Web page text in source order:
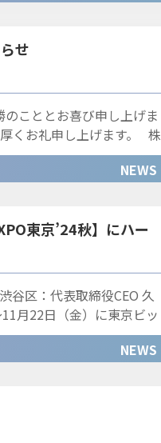
せ
こととお喜び申し上げま
くお礼申し上げます。 株
の休業日につきまして、
NEWS
東京’24秋】にハー
谷区：代表取締役CEO 久
月22日（金）に東京ビッ
される【営業・マーケ／
NEWS